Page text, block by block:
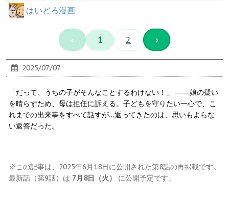
はいどろ漫画
‹ 1 2 ›
2025/07/07
「だって、うちの子がそんなことするわけない！」 ――娘の疑い
を晴らすため、母は担任に訴える。子どもを守りたい一心で、こ
れまでの出来事をすべて話すが…返ってきたのは、思いもよらな
い返答だった。
※この記事は、2025年6月18日に公開された第8話の再掲載です。
最新話（第9話）は 7月8日（火） に公開予定です。